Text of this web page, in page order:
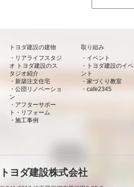
トヨダ建設の建物
リアライフスタジ
オ トヨダ建設のス
タジオ紹介
新築注文住宅
公団リノベーショ
ン
アフターサポー
ト・リフォーム
施工事例
取り組み
イベント
トヨダ建設のイベ
ント
家づくり教室
cafe2345
トヨダ建設株式会社